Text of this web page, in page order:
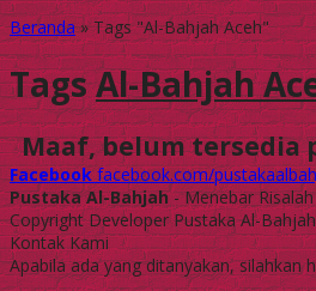
Beranda»Tags "Al-Bahjah Aceh"
TagsAl-Bahjah
Maaf, belum tersedia
Facebook facebook.com/
Pustaka Al-Bahjah- Menebar
Copyright Developer Pustaka Al-Bahjah
Kontak Kami
Apabila ada yang ditanyakan, silahkan